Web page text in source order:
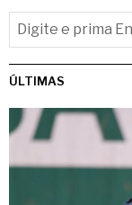
ÚLTIMAS